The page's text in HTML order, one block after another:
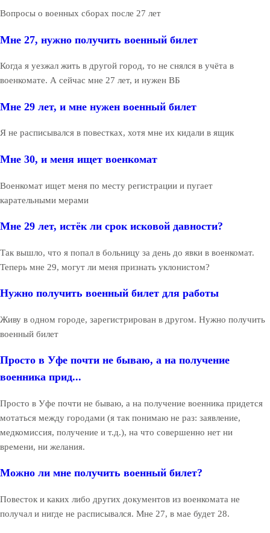
Вопросы о военных сборах после 27 лет
Мне 27, нужно получить военный билет
Когда я уезжал жить в другой город, то не снялся в учёта в
военкомате. А сейчас мне 27 лет, и нужен ВБ
Мне 29 лет, и мне нужен военный билет
Я не расписывался в повестках, хотя мне их кидали в ящик
Мне 30, и меня ищет военкомат
Военкомат ищет меня по месту регистрации и пугает
карательными мерами
Мне 29 лет, истёк ли срок исковой давности?
Так вышло, что я попал в больницу за день до явки в военкомат.
Теперь мне 29, могут ли меня признать уклонистом?
Нужно получить военный билет для работы
Живу в одном городе, зарегистрирован в другом. Нужно получить
военный билет
Просто в Уфе почти не бываю, а на получение
военника прид...
Просто в Уфе почти не бываю, а на получение военника придется
мотаться между городами (я так понимаю не раз: заявление,
медкомиссия, получение и т.д.), на что совершенно нет ни
времени, ни желания.
Можно ли мне получить военный билет?
Повесток и каких либо других документов из военкомата не
получал и нигде не расписывался. Мне 27, в мае будет 28.